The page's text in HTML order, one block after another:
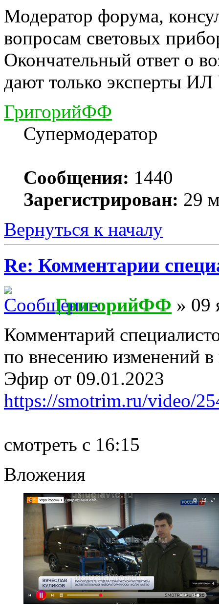
Модератор форума,
вопросам световых
Окончательный ответ о
дают только эксперты
ГригорийФФ
Супермодератор
Сообщения: 1440
Зарегистрирован: 29
Вернуться к началу
Re: Комментарии
ГригорийФФ » 09
Комментарий
по внесению изменений
Эфир от 09.01.2023
https://smotrim.ru/video/
смотреть с 16:15
Вложения